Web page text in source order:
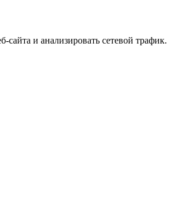
и анализировать сетевой трафик.